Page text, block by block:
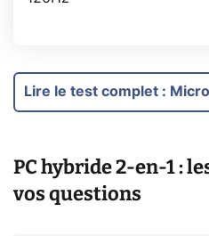
Lire le test complet :
PC hybride 2-en-1 :
vos questions